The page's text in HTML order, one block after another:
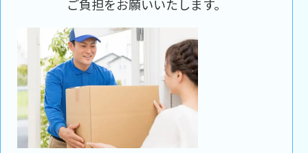
ご負担をお願いいたします。